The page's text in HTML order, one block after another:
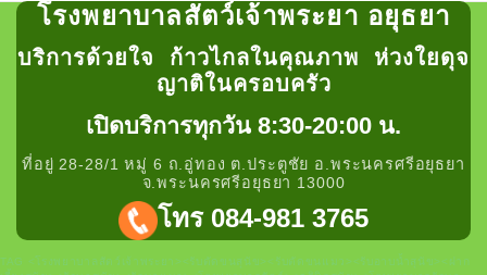
โรงพยาบาลสัตว์เจ้าพระยา อยุธยา
บริการด้วยใจ ก้าวไกลในคุณภาพ ห่วงใยดุจ
ญาติในครอบครัว
เปิดบริการทุกวัน 8:30-20:00 น.
ที่อยู่ 28-28/1 หมู่ 6 ถ.อู่ทอง ต.ประตูชัย อ.พระนครศรีอยุธยา
จ.พระนครศรีอยุธยา 13000
โทร 084-981 3765
TAG <โรงพยาบาลสัตว์เจ้าพระยา><รับตัดขนสุนัข><รับตัดขนแมว><รับอาบน้ำสุนัข><ฝาก